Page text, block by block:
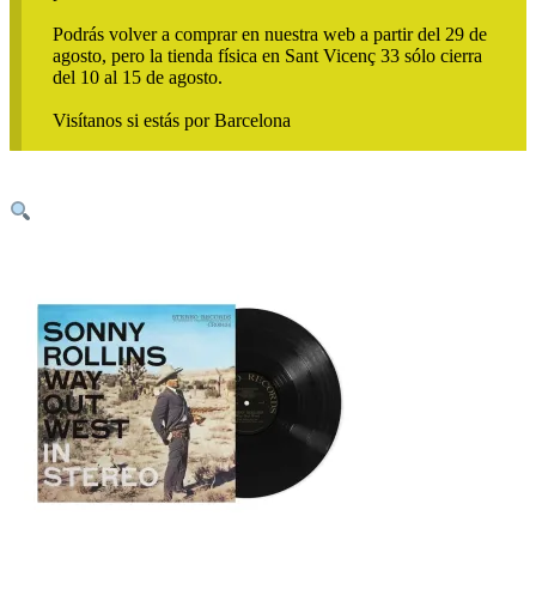
Podrás volver a comprar en nuestra web a partir del 29 de
agosto, pero la tienda física en Sant Vicenç 33 sólo cierra
del 10 al 15 de agosto.
Visítanos si estás por Barcelona